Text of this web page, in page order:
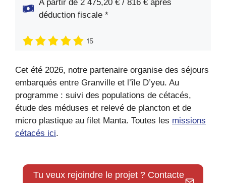
A partir de 2 475,20 € / 816 € après
déduction fiscale *
15
Cet été 2026, notre partenaire organise des séjours
embarqués entre Granville et l’île D’yeu. Au
programme : suivi des populations de cétacés,
étude des méduses et relevé de plancton et de
micro plastique au filet Manta. Toutes les missions
cétacés ici.
Tu veux rejoindre le projet ? Contacte